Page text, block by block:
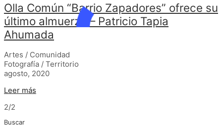
Olla Común “Barrio Zapadores” ofrece su
último almuerzo – Patricio Tapia
Ahumada
Artes / Comunidad
Fotografía / Territorio
agosto, 2020
Leer más
2/2
Buscar